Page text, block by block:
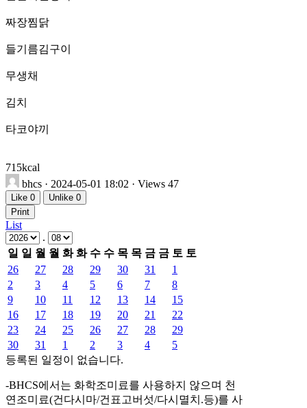
짜장찜닭
들기름김구이
무생채
김치
타코야끼
715kcal
bhcs · 2024-05-01 18:02 · Views 47
Like 0 Unlike 0
Print
List
.
일 일 월 월 화 화 수 수 목 목 금 금 토 토
26
27 28 29 30 31
1
2
3 4 5 6 7
8
9
10 11 12 13 14
15
16
17 18 19 20 21
22
23
24 25 26 27 28
29
30
31 1 2 3 4
5
등록된 일정이 없습니다.
-BHCS에서는 화학조미료를 사용하지 않으며 천
연조미료(건다시마/건표고버섯/다시멸치.등)를 사